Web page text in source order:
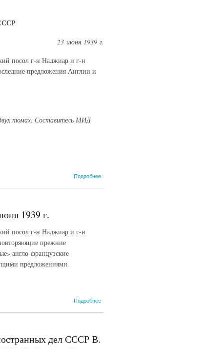
Великобритании
23 июня 1939 г.
посол г-н Наджиар и г-н
предложения Англии и
томах. Составитель МИД
Подробнее
иностранных
1939 г.
посол г-н Наджиар и г-н
прежние
англо-французские
предложениями.
Подробнее
иностранных
дел СССР В.